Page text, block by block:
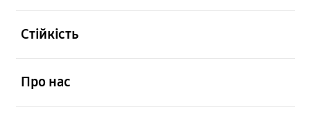
Стійкість
Про нас